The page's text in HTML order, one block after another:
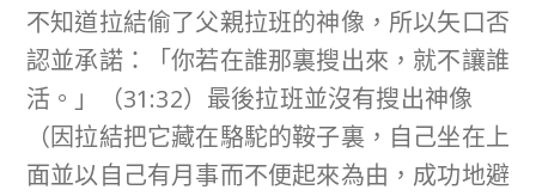
不知道拉結偷了父親拉班的神像，所以矢口否
認並承諾：「你若在誰那裏搜出來，就不讓誰
活。」（31:32）最後拉班並沒有搜出神像
（因拉結把它藏在駱駝的鞍子裏，自己坐在上
面並以自己有月事而不便起來為由，成功地避